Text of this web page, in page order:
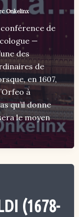
Onkelinx
de
—
des
de
en 1607,
à
qu’il donne
le moyen
(1678-